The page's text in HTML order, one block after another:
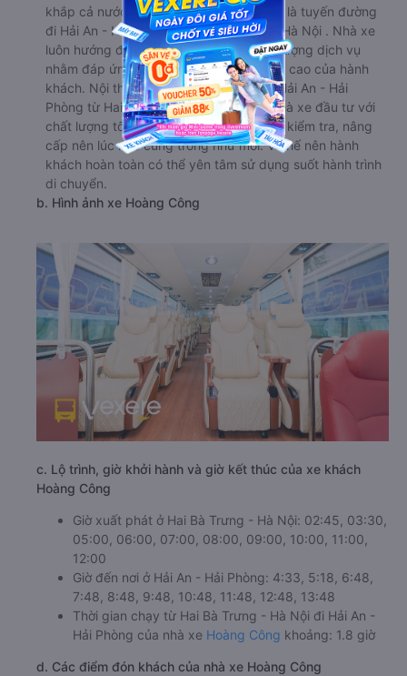
khắp cả nước. Trong số đó, nổi bật nhất là tuyến đường
đi Hải An - Hải Phòng từ Hai Bà Trưng - Hà Nội . Nhà xe
luôn hướng đến mục tiêu cải thiện chất lượng dịch vụ
nhằm đáp ứng được nhu cầu ngày càng cao của hành
khách. Nội thất trên xe Hoàng Công đi Hải An - Hải
Phòng từ Hai Bà Trưng - Hà Nội được nhà xe đầu tư với
chất lượng tốt nhất, thường xuyên được kiểm tra, nâng
cấp nên lúc nào cũng trông như mới. Vì thế nên hành
khách hoàn toàn có thể yên tâm sử dụng suốt hành trình
di chuyển.
b. Hình ảnh xe Hoàng Công
c. Lộ trình, giờ khởi hành và giờ kết thúc của xe khách
Hoàng Công
Giờ xuất phát ở Hai Bà Trưng - Hà Nội: 02:45, 03:30,
05:00, 06:00, 07:00, 08:00, 09:00, 10:00, 11:00,
12:00
Giờ đến nơi ở Hải An - Hải Phòng: 4:33, 5:18, 6:48,
7:48, 8:48, 9:48, 10:48, 11:48, 12:48, 13:48
Thời gian chạy từ Hai Bà Trưng - Hà Nội đi Hải An -
Hải Phòng của nhà xe Hoàng Công khoảng: 1.8 giờ
d. Các điểm đón khách của nhà xe Hoàng Công